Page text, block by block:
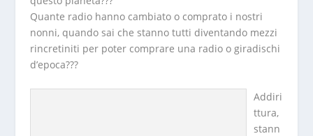
Quante radio hanno cambiato o comprato i nostri
nonni, quando sai che stanno tutti diventando mezzi
rincretiniti per poter comprare una radio o giradischi
d’epoca???
Addiri
ttura,
stann